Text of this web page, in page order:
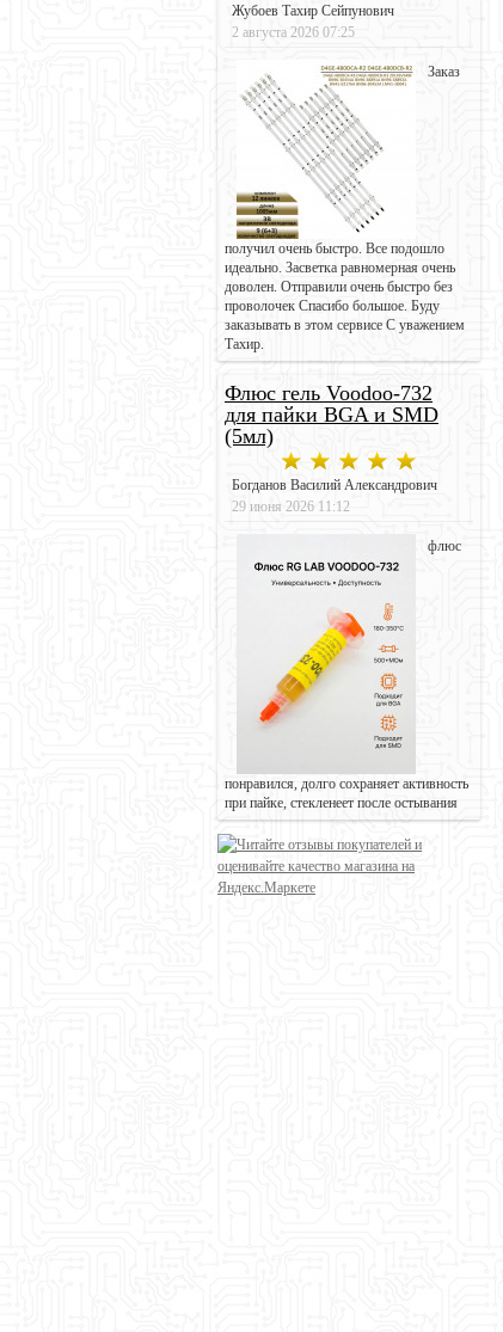
Жубоев Тахир Сейпунович
2 августа 2026 07:25
Заказ
получил очень быстро. Все подошло
идеально. Засветка равномерная очень
доволен. Отправили очень быстро без
проволочек Спасибо большое. Буду
заказывать в этом сервисе С уважением
Тахир.
Флюс гель Voodoo-732
для пайки BGA и SMD
(5мл)
Богданов Василий Александрович
29 июня 2026 11:12
флюс
понравился, долго сохраняет активность
при пайке, стекленеет после остывания